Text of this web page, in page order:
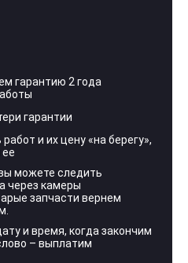
гарантию 2 года
гарантии
и их цену «на берегу»,
можете следить
через камеры
запчасти вернем
и время, когда закончим
– выплатим